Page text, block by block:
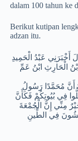
dalam 100 tahun ke
Berikut kutipan
adzan itu.
أَخْبَرَنِي عَبْدُ الْحَمِيدِ
الْحَارِثِ ابْنُ عَمِّ
أَنَّ مُحَمَّدًا رَسُولُ
فِي بُيُوتِكُمْ فَكَأَنَّ
مِنِّي إِنَّ الْجُمْعَةَ
فِي الطِّينِ